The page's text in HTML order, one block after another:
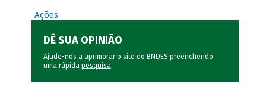
Ações
DÊ SUA OPINIÃO
Ajude-nos a aprimorar o site do BNDES preenchendo
uma rápida pesquisa.